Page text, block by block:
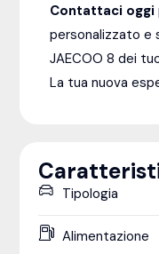
Contattaci oggi
personalizzato e
JAECOO 8 dei
La tua nuova
Tipologia
Alimentazione